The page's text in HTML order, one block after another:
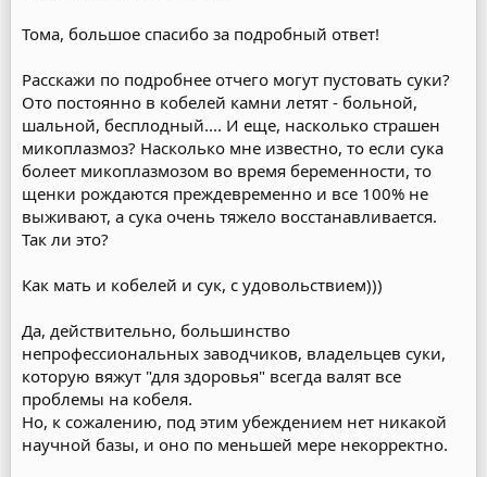
Тома, большое спасибо за подробный ответ!
Расскажи по подробнее отчего могут пустовать суки?
Ото постоянно в кобелей камни летят - больной,
шальной, бесплодный.... И еще, насколько страшен
микоплазмоз? Насколько мне известно, то если сука
болеет микоплазмозом во время беременности, то
щенки рождаются преждевременно и все 100% не
выживают, а сука очень тяжело восстанавливается.
Так ли это?
Как мать и кобелей и сук, с удовольствием)))
Да, действительно, большинство
непрофессиональных заводчиков, владельцев суки,
которую вяжут "для здоровья" всегда валят все
проблемы на кобеля.
Но, к сожалению, под этим убеждением нет никакой
научной базы, и оно по меньшей мере некорректно.